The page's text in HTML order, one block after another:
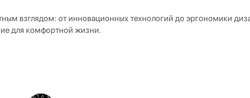
взглядом: от инновационных технологий до эргономики
для комфортной жизни.